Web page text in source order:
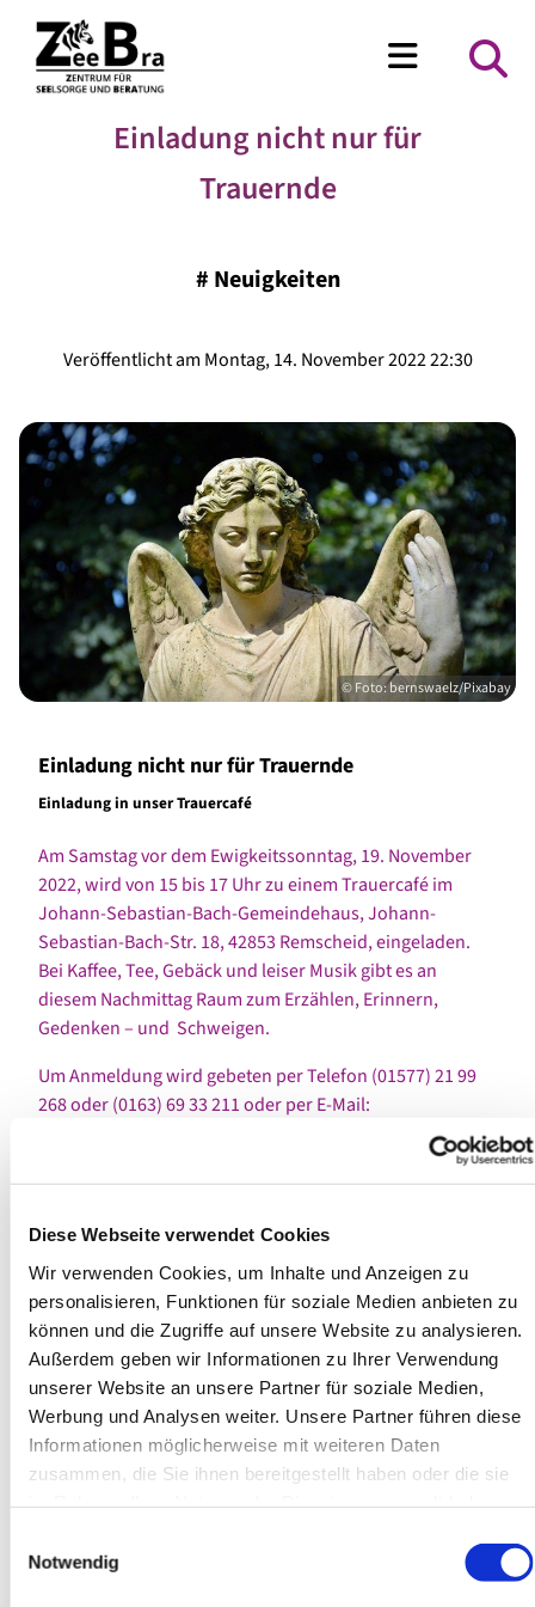
Diese Webseite verwendet Cookies
Wir verwenden Cookies, um Inhalte und Anzeigen zu
personalisieren, Funktionen für soziale Medien anbieten zu
können und die Zugriffe auf unsere Website zu analysieren.
Außerdem geben wir Informationen zu Ihrer Verwendung
unserer Website an unsere Partner für soziale Medien,
Werbung und Analysen weiter. Unsere Partner führen diese
Informationen möglicherweise mit weiteren Daten
zusammen, die Sie ihnen bereitgestellt haben oder die sie
Notwendig
Einladung nicht nur für
Trauernde
# Neuigkeiten
Veröffentlicht am Montag, 14. November 2022 22:30
© Foto: bernswaelz/Pixabay
Einladung nicht nur für Trauernde
Einladung in unser Trauercafé
Am Samstag vor dem Ewigkeitssonntag, 19. November
2022, wird von 15 bis 17 Uhr zu einem Trauercafé im
Johann-Sebastian-Bach-Gemeindehaus, Johann-
Sebastian-Bach-Str. 18, 42853 Remscheid, eingeladen.
Bei Kaffee, Tee, Gebäck und leiser Musik gibt es an
diesem Nachmittag Raum zum Erzählen, Erinnern,
Gedenken – und Schweigen.
Um Anmeldung wird gebeten per Telefon (01577) 21 99
268 oder (0163) 69 33 211 oder per E-Mail:
Geistliches Konzert am Vorabend des Ewigkeitssonntags
Am Samstagabend, 19.11.2022, wird um 18 Uhr, in die
Lutherkirche Martin-Luther-Straße 59a, in Remscheid, zu
einem geistlichen Konzert mit dem Wuppertaler
Objektkünstler Gerhard Rossmann eingeladen. Das
Konzert trägt den Titel: „Memento Mori. Ich werde nicht
sterben, sondern leben.“ Der Eintritt ist frei.
Für Trauernde, die Partner oder Eltern verloren
Eine begleitete Trauergruppe, die sich an Menschen
richtet, deren Partnerin oder Partner verstorben ist, trifft
sich erstmals am Montag, 21. November 2022, von 19 bis
21 Uhr, im Gemeinde- und Stadtteilzentrum Esche,